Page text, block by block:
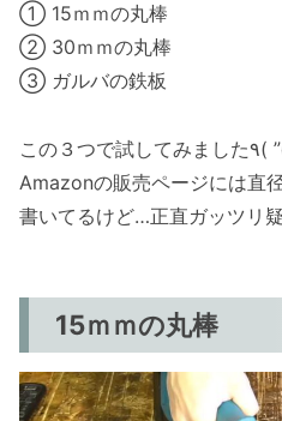
① 15ｍｍの丸棒
② 30ｍｍの丸棒
③ ガルバの鉄板
Amazonの販売ページには直
書いてるけど…正直ガッツリ
15ｍｍの丸棒